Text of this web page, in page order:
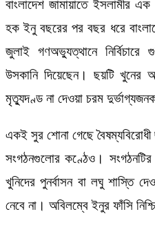
বাংলাদেশ জামায়াতে ইসলামীর
হক ইনু বছরের পর বছর ধরে
জুলাই গণঅভ্যুত্থানে নির্বিচারে
উসকানি দিয়েছেন। ছয়টি খুনের
মৃত্যুদণ্ড না দেওয়া চরম
একই সুর শোনা গেছে
সংগঠনগুলোর কণ্ঠেও। সংগঠনটির
খুনিদের পুনর্বাসন বা লঘু শাস্তি
নেবে না। অবিলম্বে ইনুর ফাঁসি